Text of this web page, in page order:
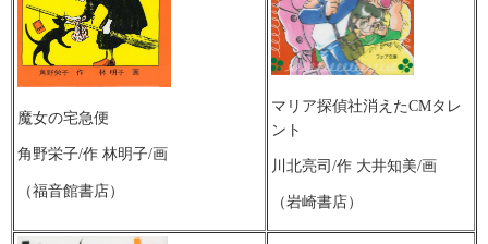
魔女の宅急便
角野栄子/作 林明子/画
（福音館書店）
マリア探偵社消えたCMタレ
ント
川北亮司/作 大井知美/画
（岩崎書店）